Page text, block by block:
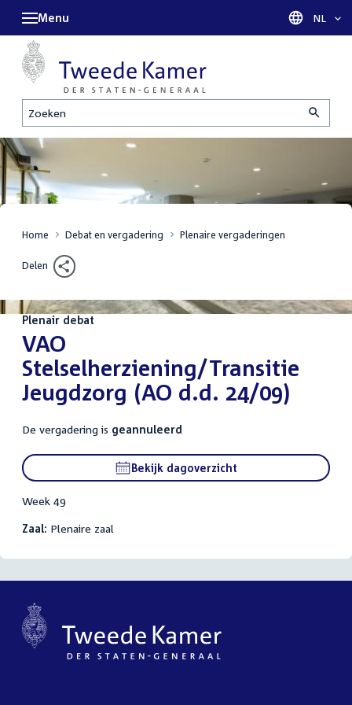
Zoeken
Menu Taal
NL
Home Debat en vergadering Plenaire vergaderingen
Delen
Plenair debat
:VAO
Stelselherziening/Transitie
Jeugdzorg (AO d.d. 24/09)
De vergadering is geannuleerd
Bekijk dagoverzicht
Week 49
Zaal: Plenaire zaal